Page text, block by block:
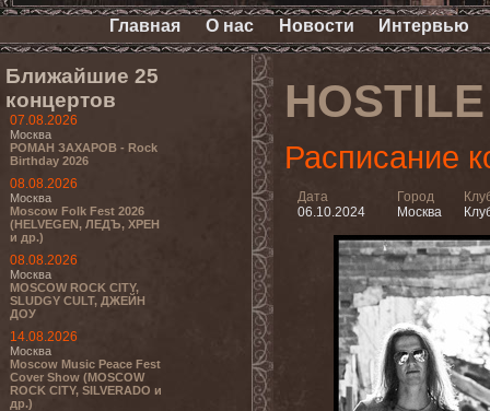
Главная О нас Новости Интервью
Ближайшие 25
концертов
07.08.2026
Москва
РОМАН ЗАХАРОВ - Rock
Birthday 2026
08.08.2026
Москва
Moscow Folk Fest 2026
(HELVEGEN, ЛЕДЪ, ХРЕН
и др.)
08.08.2026
Москва
MOSCOW ROCK CITY,
SLUDGY CULT, ДЖЕЙН
ДОУ
14.08.2026
Москва
Moscow Music Peace Fest
Cover Show (MOSCOW
ROCK CITY, SILVERADO и
др.)
Расписание
Дата
06.10.2024
Город
Москва